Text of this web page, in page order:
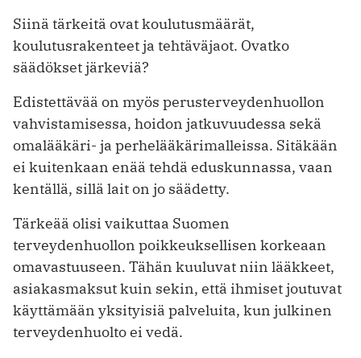
Siinä tärkeitä ovat koulutusmäärät,
koulutusrakenteet ja tehtäväjaot. Ovatko
säädökset järkeviä?
Edistettävää on myös perusterveydenhuollon
vahvistamisessa, hoidon jatkuvuudessa sekä
omalääkäri- ja perhelääkärimalleissa. Sitäkään
ei kuitenkaan enää tehdä eduskunnassa, vaan
kentällä, sillä lait on jo säädetty.
Tärkeää olisi vaikuttaa Suomen
terveydenhuollon poikkeuksellisen korkeaan
omavastuuseen. Tähän kuuluvat niin lääkkeet,
asiakasmaksut kuin sekin, että ihmiset joutuvat
käyttämään yksityisiä palveluita, kun julkinen
terveydenhuolto ei vedä.